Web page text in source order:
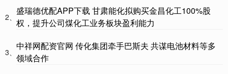
2、
盛瑞德优配APP下载 甘肃能化拟购买金昌化工100%股
权，提升公司煤化工业务板块盈利能力
3、
中祥网配资官网 传化集团牵手巴斯夫 共谋电池材料等多
领域合作